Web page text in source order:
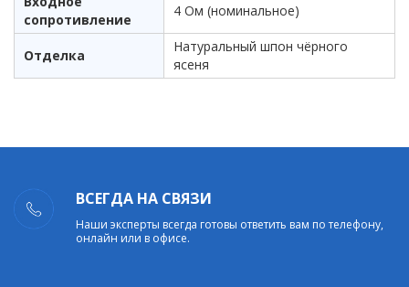
сопротивление
4 Ом (номинальное)
Отделка
Натуральный шпон чёрного
ясеня
ВСЕГДА НА СВЯЗИ
Наши эксперты всегда готовы ответить вам по телефону,
онлайн или в офисе.